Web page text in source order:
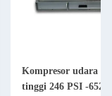
Kompresor udara
tinggi 246 PSI -6525